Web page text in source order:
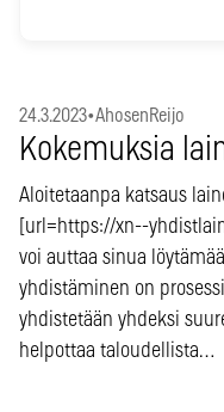
24.3.2023•AhosenReijo
Kokemuksia
Aloitetaanpa katsaus
[url=https://xn--
voi auttaa sinua
yhdistäminen on
yhdistetään yhdeksi
helpottaa taloudellista…